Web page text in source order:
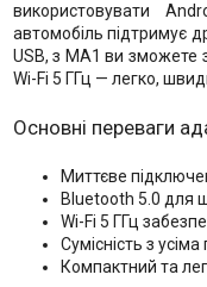
використовувати
автомобіль підтримує
USB, з MA1 ви зможете
Wi-Fi 5 ГГц — легко,
Основні переваги
Миттєве
Bluetooth 5.0 для
Wi-Fi 5 ГГц
Сумісність з
Компактний та